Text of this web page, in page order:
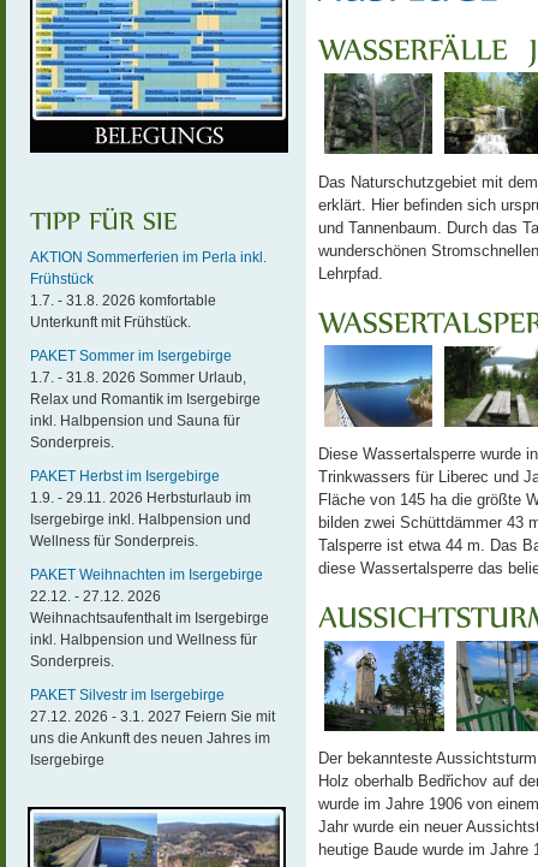
AKTION Sommerferien im Perla inkl.
Frühstück
1.7. - 31.8. 2026 komfortable
Unterkunft mit Frühstück.
PAKET Sommer im Isergebirge
1.7. - 31.8. 2026 Sommer Urlaub,
Relax und Romantik im Isergebirge
inkl. Halbpension und Sauna für
Sonderpreis.
PAKET Herbst im Isergebirge
1.9. - 29.11. 2026 Herbsturlaub im
Isergebirge inkl. Halbpension und
Wellness für Sonderpreis.
PAKET Weihnachten im Isergebirge
22.12. - 27.12. 2026
Weihnachtsaufenthalt im Isergebirge
inkl. Halbpension und Wellness für
Sonderpreis.
PAKET Silvestr im Isergebirge
27.12. 2026 - 3.1. 2027 Feiern Sie mit
uns die Ankunft des neuen Jahres im
Isergebirge
Das Naturschutzgebiet mit
erklärt. Hier befinden sich
und Tannenbaum. Durch das
wunderschönen
Lehrpfad.
Diese Wassertalsperre wurde
Trinkwassers für Liberec und
Fläche von 145 ha die größte
bilden zwei Schüttdämmer 43
Talsperre ist etwa 44 m. Das
diese Wassertalsperre das
Der bekannteste
Holz oberhalb Bedřichov auf
wurde im Jahre 1906 von
Jahr wurde ein neuer
heutige Baude wurde im Jahre